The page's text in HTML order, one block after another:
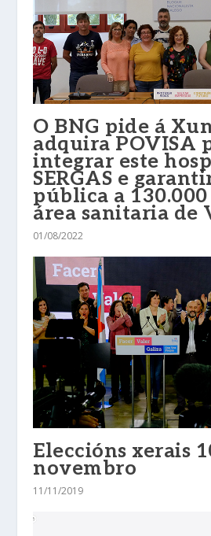
O BNG pide á
adquira POVISA
integrar este
SERGAS e
pública a 130.000
área sanitaria de
01/08/2022
Eleccións xerais
novembro
11/11/2019